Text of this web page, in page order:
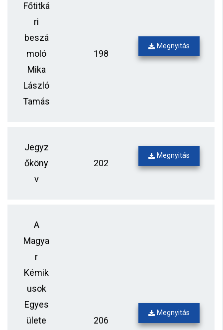
Főtitká
ri
beszá
moló
Mika
László
Tamás
198
Megnyitás
Jegyz
őköny
v
202
Megnyitás
A
Magya
r
Kémik
usok
Egyes
ülete
206
Megnyitás